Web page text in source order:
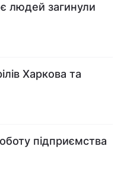
людей загинули
Харкова та
підприємства